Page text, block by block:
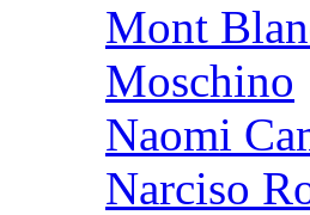
Mont
Moschino
Naomi
Narciso